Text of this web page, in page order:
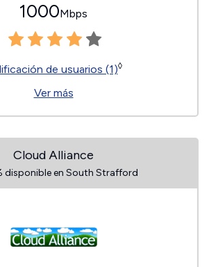
1000Mbps
de usuarios (1)◊
Ver más
Cloud Alliance
disponible en South Strafford